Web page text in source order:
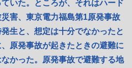
いた。ところが、それはハード
害、東京電力福島第1原発事故
生と、想定は十分でなかったと
原発事故が起きたときの避難に
かった。原発事故で避難する地